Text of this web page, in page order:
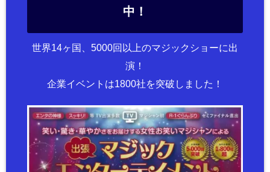
中！
世界14ヶ国、5000回以上のマジックショーに出
演！
企業イベントは1800社を突破しました！